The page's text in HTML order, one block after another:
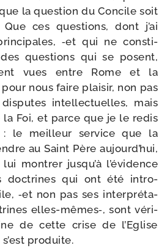
la ques­tion du Concile soit
ces ques­tions, dont j’ai
‑et qui ne consti­
ques­tions qui se posent,
vues entre Rome et la
nous faire plai­sir, non pas
intel­lec­tuelles, mais
la Foi, et parce que je le redis
: le meilleur ser­vice que la
au Saint Père aujourd’hui,
mon­trer jusqu’à l’évidence
doc­trines qui ont été intro­
‑et non pas ses inter­pré­ta­
elles-​mêmes‑, sont véri­
de cette crise de l’Eglise
produite.